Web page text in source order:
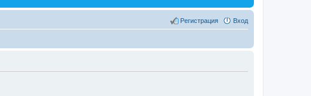
Вход
Регистрация